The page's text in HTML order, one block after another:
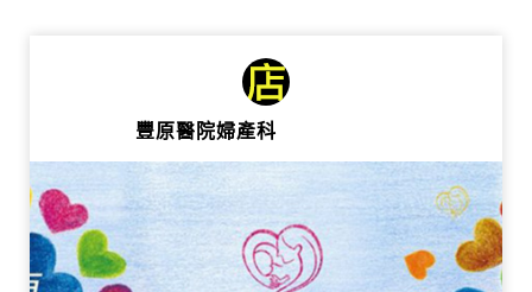
豐原醫院婦產科